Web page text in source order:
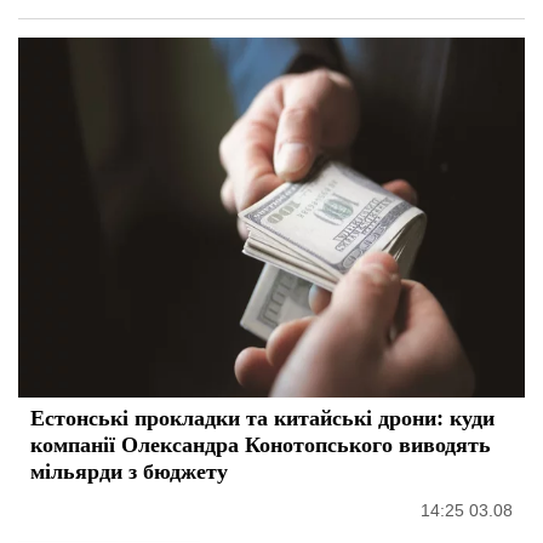
Естонські прокладки та китайські дрони: куди
компанії Олександра Конотопського виводять
мільярди з бюджету
14:25 03.08